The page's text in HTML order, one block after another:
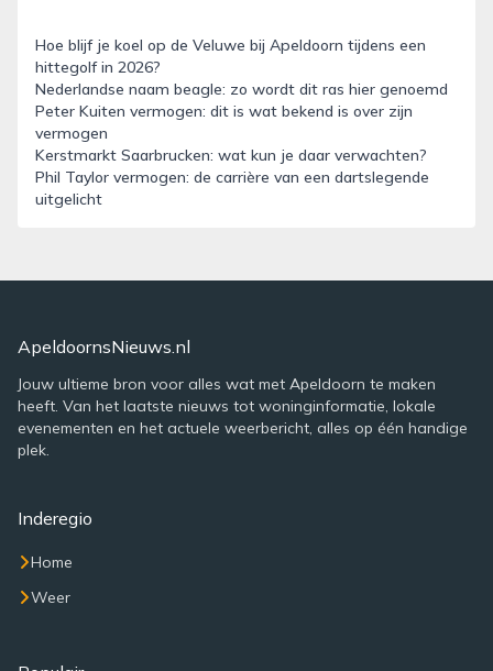
Hoe blijf je koel op de Veluwe bij Apeldoorn tijdens een
hittegolf in 2026?
Nederlandse naam beagle: zo wordt dit ras hier genoemd
Peter Kuiten vermogen: dit is wat bekend is over zijn
vermogen
Kerstmarkt Saarbrucken: wat kun je daar verwachten?
Phil Taylor vermogen: de carrière van een dartslegende
uitgelicht
ApeldoornsNieuws.nl
Jouw ultieme bron voor alles wat met Apeldoorn te maken
heeft. Van het laatste nieuws tot woninginformatie, lokale
evenementen en het actuele weerbericht, alles op één handige
plek.
Inderegio
Home
Weer